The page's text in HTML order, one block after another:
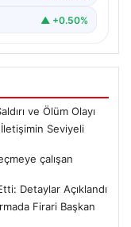
▲ +0.50%
ve Ölüm Olayı
Seviyeli
çalışan
Detaylar Açıklandı
Firari Başkan